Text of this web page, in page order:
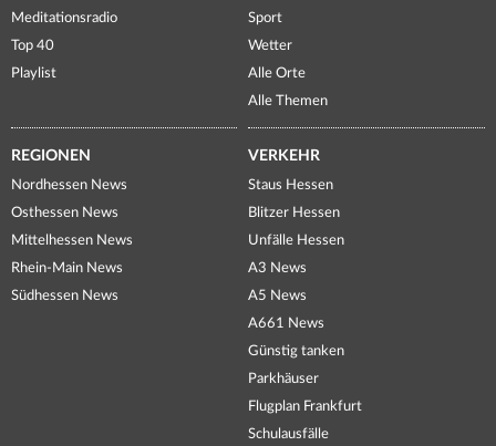
Meditationsradio
Top 40
Playlist
Sport
Wetter
Alle Orte
Alle Themen
REGIONEN
Nordhessen News
Osthessen News
Mittelhessen News
Rhein-Main News
Südhessen News
VERKEHR
Staus Hessen
Blitzer Hessen
Unfälle Hessen
A3 News
A5 News
A661 News
Günstig tanken
Parkhäuser
Flugplan Frankfurt
Schulausfälle